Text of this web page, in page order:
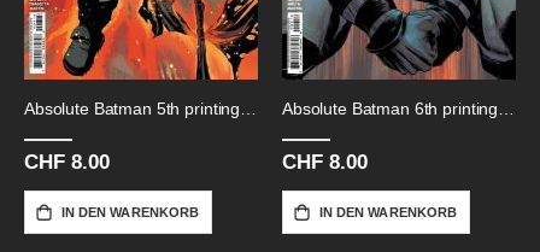
CHF 8.00
IN DEN WARENKORB
CHF 8.00
IN DEN WARENKORB